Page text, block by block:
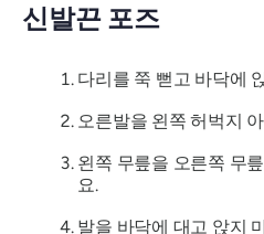
신발끈 포즈
다리를 쭉 뻗고 바닥에
오른발을 왼쪽 허벅지
왼쪽 무릎을 오른쪽 무
요.
발을 바닥에 대고 앉지